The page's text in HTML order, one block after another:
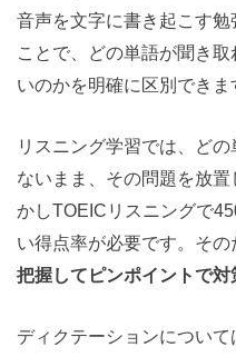
音声を文字に書き起こす
ことで、どの単語が聞き
いのかを明確に区別できま
リスニング学習では、ど
ないまま、その問題を放
かしTOEICリスニングで
い得点率が必要です。その
把握してピンポイントで対
ディクテーションについ